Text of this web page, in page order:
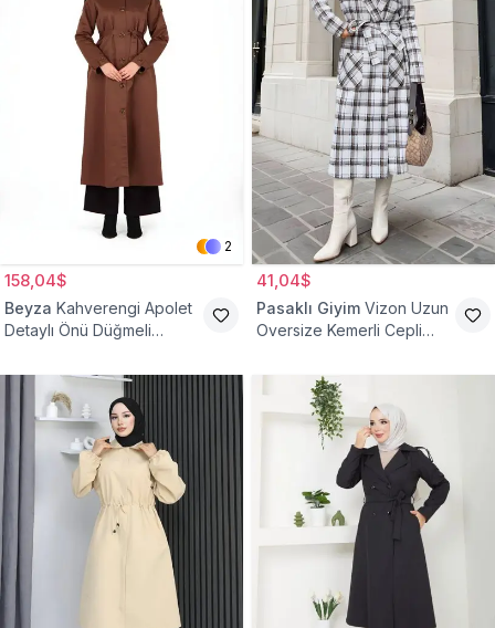
2
158,04$
Beyza Kahverengi Apolet
Detaylı Önü Düğmeli
41,04$
Pasaklı Giyim Vizon Uzun
Oversize Kemerli Cepli